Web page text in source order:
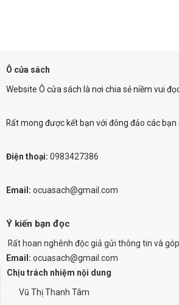
Ô cửa sách
Website Ô cửa sách là nơi chia sẻ niềm vui
Rất mong được kết bạn với đông đảo các bạn
Điện thoại: 0983427386
Email: ocuasach@gmail.com
Ý kiến bạn đọc
Rất hoan nghênh độc giả gửi thông tin và
Email: ocuasach@gmail.com
Chịu trách nhiệm nội dung
Vũ Thị Thanh Tâm